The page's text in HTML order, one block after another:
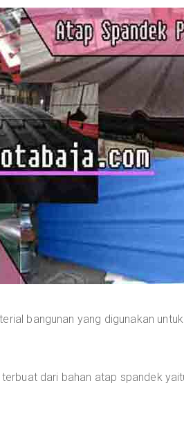
bangunan yang digunakan
dari bahan atap spandek